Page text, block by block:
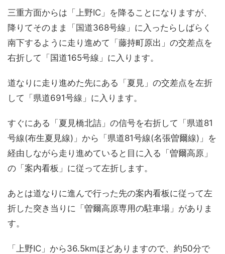
三重方面からは「上野IC」を降ることになりますが、
降りてそのまま「国道368号線」に入ったらしばらく
南下するように走り進めて「藤持町原出」の交差点を
右折して「国道165号線」に入ります。
道なりに走り進めた先にある「夏見」の交差点を左折
して「県道691号線」に入ります。
すぐにある「夏見橋北詰」の信号を右折して「県道81
号線(布生夏見線)」から「県道81号線(名張曽爾線)」を
経由しながら走り進めていると目に入る「曽爾高原」
の「案内看板」に従って左折します。
あとは道なりに進んで行った先の案内看板に従って左
折した突き当りに「曽爾高原専用の駐車場」がありま
す。
「上野IC」から36.5kmほどありますので、約50分で